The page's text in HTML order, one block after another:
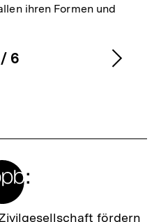
ihren Formen und
/ 6
fördern